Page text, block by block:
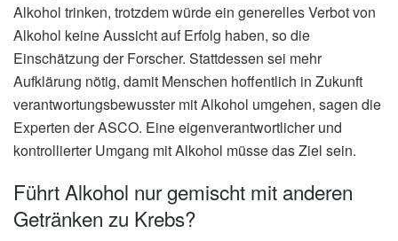
Alkohol trinken, trotzdem würde ein generelles Verbot von
Alkohol keine Aussicht auf Erfolg haben, so die
Einschätzung der Forscher. Stattdessen sei mehr
Aufklärung nötig, damit Menschen hoffentlich in Zukunft
verantwortungsbewusster mit Alkohol umgehen, sagen die
Experten der ASCO. Eine eigenverantwortlicher und
kontrollierter Umgang mit Alkohol müsse das Ziel sein.
Führt Alkohol nur gemischt mit anderen
Getränken zu Krebs?